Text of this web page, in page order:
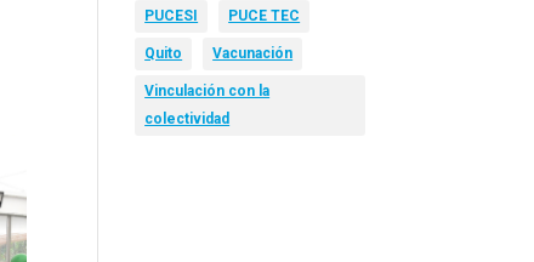
PUCESI PUCE TEC
Quito Vacunación
Vinculación con la
colectividad